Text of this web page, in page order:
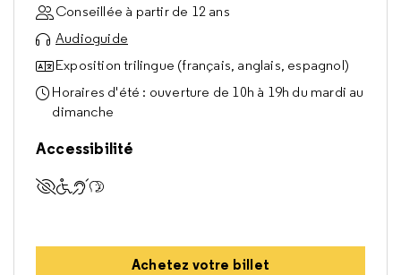
Conseillée à partir de 12 ans
Audioguide
Exposition trilingue (français, anglais, espagnol)
Horaires d'été : ouverture de 10h à 19h du mardi au
dimanche
Accessibilité
Accessible aux visiteurs déficients visuels
Accessible aux visiteurs à mobilité réduite
Accessible aux visiteurs sourds et
Accessibles aux visiteurs déficients cognitifs
Achetez votre billet